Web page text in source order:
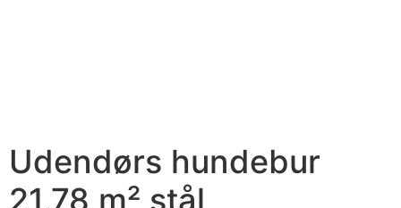
Udendørs hundebur
21,78 m² stål